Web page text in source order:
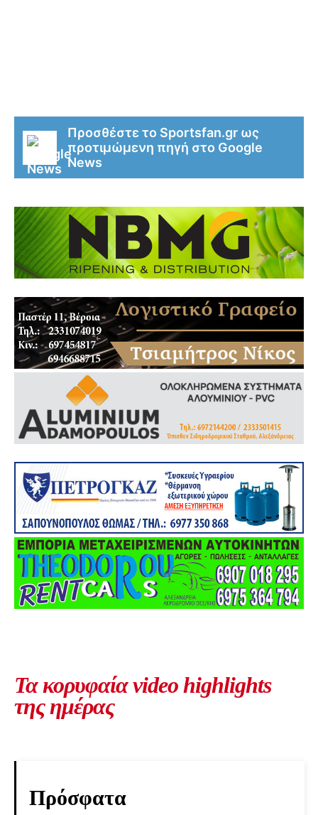
Προσθέστε το Sportsfan.gr ως
προτιμώμενη πηγή στο Google
News
Τα κορυφαία video highlights
της ημέρας
Πρόσφατα